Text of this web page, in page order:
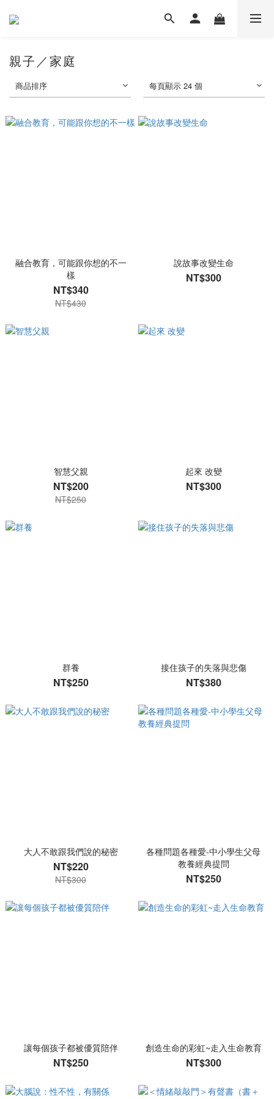
親子／家庭
商品排序 每頁顯示 24 個
融合教育，可能跟你想的不一
樣
NT$340
NT$430
說故事改變生命
NT$300
智慧父親
NT$200
NT$250
起來 改變
NT$300
群養
NT$250
接住孩子的失落與悲傷
NT$380
大人不敢跟我們說的秘密
NT$220
NT$300
各種問題各種愛-中小學生父母
教養經典提問
NT$250
讓每個孩子都被優質陪伴
NT$250
創造生命的彩虹~走入生命教育
NT$300